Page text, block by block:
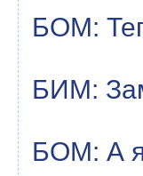
БОМ:
БИМ:
БОМ: А я